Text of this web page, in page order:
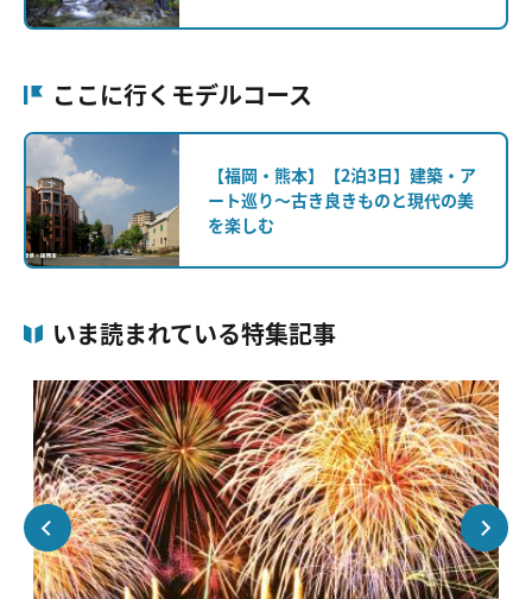
ここに行くモデルコース
【福岡・熊本】【2泊3日】建築・ア
ート巡り～古き良きものと現代の美
を楽しむ
いま読まれている特集記事